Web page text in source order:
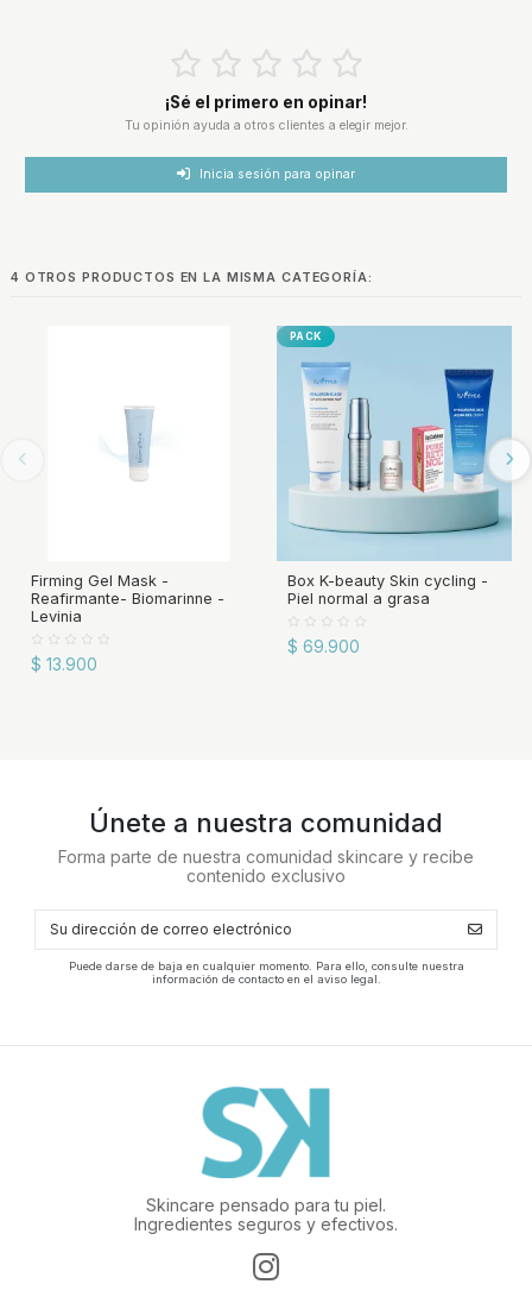
¡Sé el primero en opinar!
Tu opinión ayuda a otros clientes a elegir mejor.
Inicia sesión para opinar
4 OTROS PRODUCTOS EN LA MISMA CATEGORÍA:
Firming Gel Mask -
Reafirmante- Biomarinne -
Levinia
$ 13.900
PACK
Box K-beauty Skin cycling -
Piel normal a grasa
$ 69.900
Únete a nuestra comunidad
Forma parte de nuestra comunidad skincare y recibe
contenido exclusivo
Puede darse de baja en cualquier momento. Para ello, consulte nuestra
información de contacto en el aviso legal.
Skincare pensado para tu piel.
Ingredientes seguros y efectivos.